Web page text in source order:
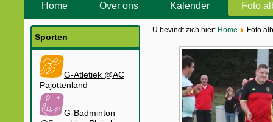
Home Over ons Kalender Foto
Sporten
G-Atletiek @AC
Pajottenland
G-Badminton
U bevindt zich hier: Home Foto